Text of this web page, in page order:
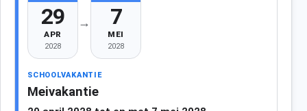
29
APR
2028
→ 7
MEI
2028
SCHOOLVAKANTIE
Meivakantie